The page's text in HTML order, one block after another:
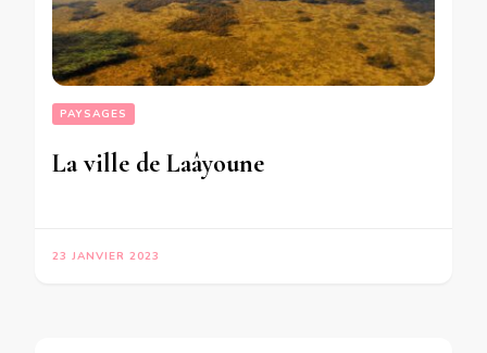
PAYSAGES
La ville de Laâyoune
23 JANVIER 2023